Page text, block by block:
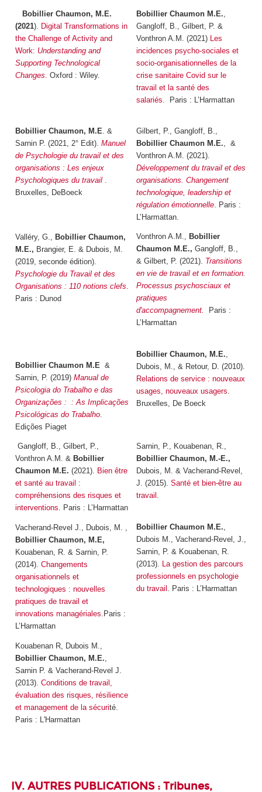
Bobillier Chaumon, M.E.
(2021). Digital Transformations in
the Challenge of Activity and
Work: Understanding and
Supporting Technological
Changes. Oxford : Wiley.
Bobillier Chaumon M.E.,
Gangloff, B., Gilbert, P. &
Vonthron A.M. (2021) Les
incidences psycho-sociales et
socio-organisationnelles de la
crise sanitaire Covid sur le
travail et la santé des
salariés. Paris : L’Harmattan
Bobillier Chaumon, M.E. &
Sarnin P. (2021, 2° Edit). Manuel
de Psychologie du travail et des
organisations : Les enjeux
Psychologiques du travail .
Bruxelles, DeBoeck
Gilbert, P., Gangloff, B.,
Bobillier Chaumon M.E., &
Vonthron A.M. (2021).
Développement du travail et des
organisations. Changement
technologique, leadership et
régulation émotionnelle. Paris :
L’Harmattan.
Valléry, G., Bobillier Chaumon,
M.E., Brangier, E. & Dubois, M.
(2019, seconde édition).
Psychologie du Travail et des
Organisations : 110 notions clefs.
Paris : Dunod
Vonthron A.M., Bobillier
Chaumon M.E., Gangloff, B.,
& Gilbert, P. (2021). Transitions
en vie de travail et en formation.
Processus psychosciaux et
pratiques
d'accompagnement. Paris :
L’Harmattan
Bobillier Chaumon M.E &
Sarnin, P. (2019) Manual de
Psicologia do Trabalho e das
Organizações : : As Implicações
Psicológicas do Trabalho.
Edições Piaget
Bobillier Chaumon, M.E.,
Dubois, M., & Retour, D. (2010).
Relations de service : nouveaux
usages, nouveaux usagers.
Bruxelles, De Boeck
Gangloff, B., Gilbert, P.,
Vonthron A.M. & Bobillier
Chaumon M.E. (2021). Bien être
et santé au travail :
compréhensions des risques et
interventions. Paris : L’Harmattan
Sarnin, P., Kouabenan, R.,
Bobillier Chaumon, M.-E.,
Dubois, M. & Vacherand-Revel,
J. (2015). Santé et bien-être au
travail .
Vacherand-Revel J., Dubois, M. ,
Bobillier Chaumon, M.E,
Kouabenan, R. & Sarnin, P.
(2014). Changements
organisationnels et
technologiques : nouvelles
pratiques de travail et
innovations managériales.Paris :
L’Harmattan
Bobillier Chaumon M.E.,
Dubois M., Vacherand-Revel, J.,
Sarnin, P. & Kouabenan, R.
(2013). La gestion des parcours
professionnels en psychologie
du travail . Paris : L’Harmattan
Kouabenan R, Dubois M.,
Bobillier Chaumon, M.E.,
Sarnin P. & Vacherand-Revel J.
(2013). Conditions de travail,
évaluation des risques, résilience
et management de la sécurité.
Paris : L'Harmattan
IV. AUTRES PUBLICATIONS : Tribunes,